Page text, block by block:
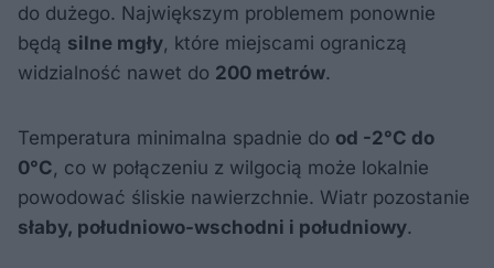
do dużego. Największym problemem ponownie
będą silne mgły , które miejscami ograniczą
widzialność nawet do 200 metrów.
Temperatura minimalna spadnie do od -2°C do
0°C , co w połączeniu z wilgocią może lokalnie
powodować śliskie nawierzchnie. Wiatr pozostanie
słaby, południowo-wschodni i południowy.